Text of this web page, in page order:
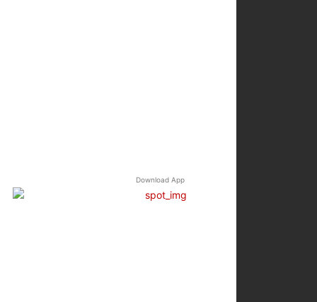
Download App